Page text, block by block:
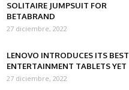
SOLITAIRE JUMPSUIT FOR
BETABRAND
27 diciembre, 2022
LENOVO INTRODUCES ITS BEST
ENTERTAINMENT TABLETS YET
27 diciembre, 2022